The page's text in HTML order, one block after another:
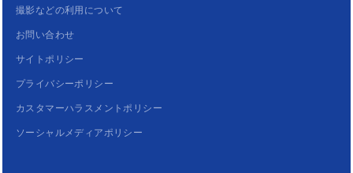
撮影などの利用について
お問い合わせ
サイトポリシー
プライバシーポリシー
カスタマーハラスメントポリシー
ソーシャルメディアポリシー